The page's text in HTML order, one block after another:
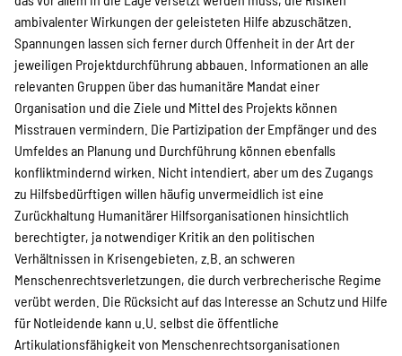
ambivalenter Wirkungen der geleisteten Hilfe abzuschätzen.
Spannungen lassen sich ferner durch Offenheit in der Art der
jeweiligen Projektdurchführung abbauen. Informationen an alle
relevanten Gruppen über das humanitäre Mandat einer
Organisation und die Ziele und Mittel des Projekts können
Misstrauen vermindern. Die Partizipation der Empfänger und des
Umfeldes an Planung und Durchführung können ebenfalls
konfliktmindernd wirken. Nicht intendiert, aber um des Zugangs
zu Hilfsbedürftigen willen häufig unvermeidlich ist eine
Zurückhaltung Humanitärer Hilfsorganisationen hinsichtlich
berechtigter, ja notwendiger Kritik an den politischen
Verhältnissen in Krisengebieten, z.B. an schweren
Menschenrechtsverletzungen, die durch verbrecherische Regime
verübt werden. Die Rücksicht auf das Interesse an Schutz und Hilfe
für Notleidende kann u.U. selbst die öffentliche
Artikulationsfähigkeit von Menschenrechtsorganisationen